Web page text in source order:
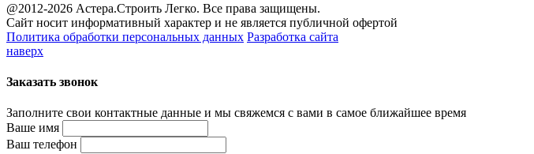
@2012-2026 Астера.Строить Легко. Все права защищены.
Сайт носит информативный характер и не является публичной офертой
Политика обработки персональных данных Разработка сайта
наверх
Заказать звонок
Заполните свои контактные данные и мы свяжемся с вами в самое ближайшее время
Ваше имя
Ваш телефон